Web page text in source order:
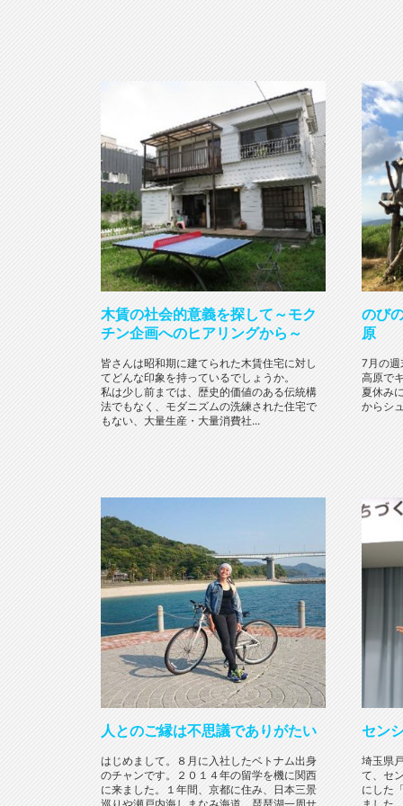
木賃の社会的意義を探して～モク
チン企画へのヒアリングから～
皆さんは昭和期に建てられた木賃住宅に対し
てどんな印象を持っているでしょうか。
私は少し前までは、歴史的価値のある伝統構
法でもなく、モダニズムの洗練された住宅で
もない、大量生産・大量消費社...
のび
原
7月の週
高原で
夏休み
からシ
人とのご縁は不思議でありがたい
はじめまして。８月に入社したベトナム出身
のチャンです。２０１４年の留学を機に関西
に来ました。１年間、京都に住み、日本三景
セン
埼玉県
て、セ
にした